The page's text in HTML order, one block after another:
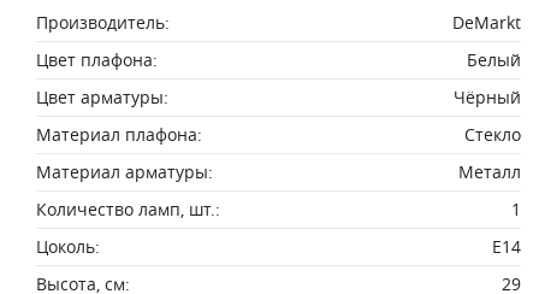
Производитель:
DeMarkt
Цвет плафона:
Белый
Цвет арматуры:
Чёрный
Материал плафона:
Стекло
Материал арматуры:
Металл
Количество ламп, шт.:
1
Цоколь:
Е14
Высота, см:
29